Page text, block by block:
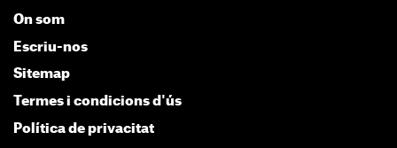
On som
Escriu-nos
Sitemap
Termes i condicions d'ús
Política de privacitat